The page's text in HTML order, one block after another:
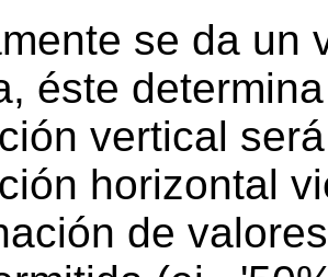
se da un
éste
vertical
horizontal
de